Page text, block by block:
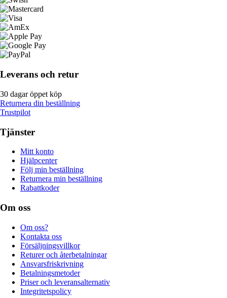
Leverans och retur
30 dagar öppet köp
Returnera din beställning
Trustpilot
Tjänster
Mitt konto
Hjälpcenter
Följ min beställning
Returnera min beställning
Rabattkoder
Om oss
Om oss?
Kontakta oss
Försäljningsvillkor
Returer och återbetalningar
Ansvarsfriskrivning
Betalningsmetoder
Priser och leveransalternativ
Integritetspolicy